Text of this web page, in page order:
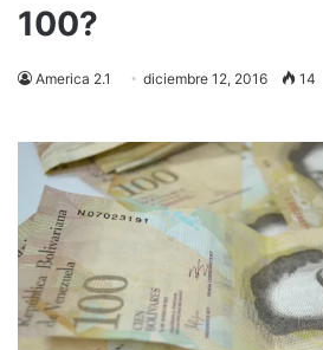
100?
America 2.1 diciembre 12, 2016 14